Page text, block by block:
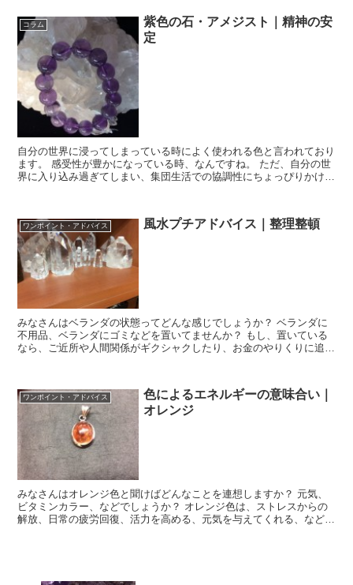
コラム
紫色の石・アメジスト｜精神の安
定
自分の世界に浸ってしまっている時によく使われる色と言われており
ます。 感受性が豊かになっている時、なんですね。 ただ、自分の世
界に入り込み過ぎてしまい、集団生活での協調性にちょっぴりかけて
ワンポイント・アドバイス 風水プチアドバイス｜整理整頓
みなさんはベランダの状態ってどんな感じでしょうか？ ベランダに
不用品、ベランダにゴミなどを置いてませんか？ もし、置いている
なら、ご近所や人間関係がギクシャクしたり、お金のやりくりに追わ
ワンポイント・アドバイス
色によるエネルギーの意味合い｜
オレンジ
みなさんはオレンジ色と聞けばどんなことを連想しますか？ 元気、
ビタミンカラー、などでしょうか？ オレンジ色は、ストレスからの
解放、日常の疲労回復、活力を高める、元気を与えてくれる、などの